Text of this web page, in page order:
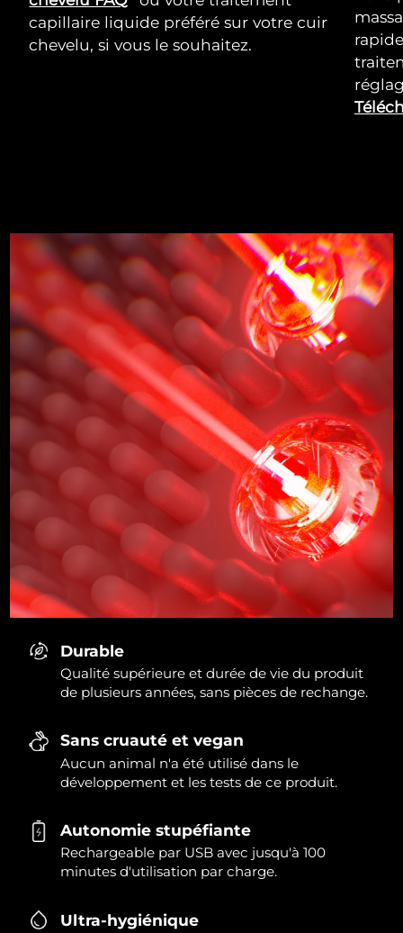
capillaire liquide préféré sur votre cuir
chevelu, si vous le souhaitez.
Durable
Qualité supérieure et durée de vie du produit
de plusieurs années, sans pièces de rechange.
Sans cruauté et vegan
Aucun animal n'a été utilisé dans le
développement et les tests de ce produit.
Autonomie stupéfiante
Rechargeable par USB avec jusqu'à 100
minutes d'utilisation par charge.
Ultra-hygiénique